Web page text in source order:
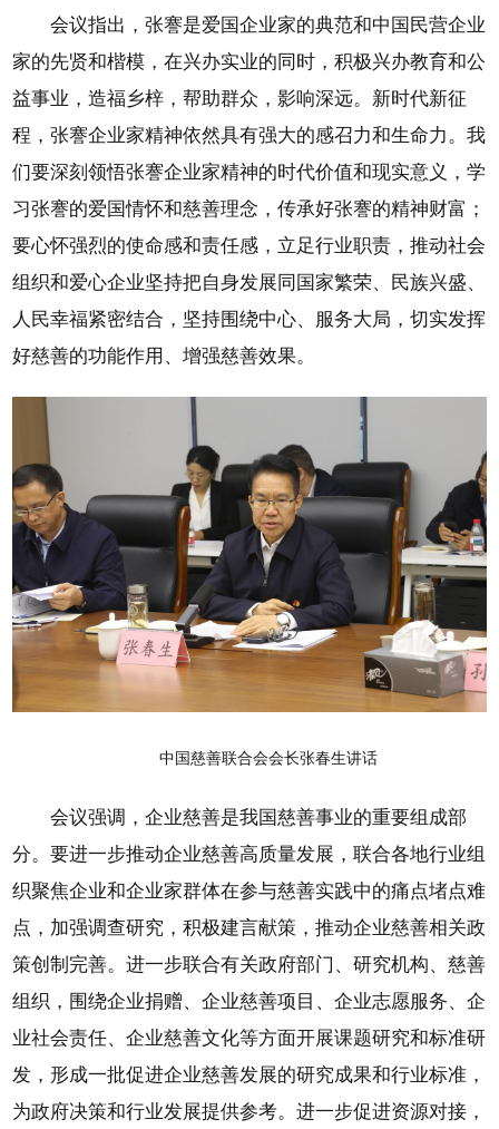
会议指出，张謇是爱国企业家的典范和中国民营企业
家的先贤和楷模，在兴办实业的同时，积极兴办教育和公
益事业，造福乡梓，帮助群众，影响深远。新时代新征
程，张謇企业家精神依然具有强大的感召力和生命力。我
们要深刻领悟张謇企业家精神的时代价值和现实意义，学
习张謇的爱国情怀和慈善理念，传承好张謇的精神财富；
要心怀强烈的使命感和责任感，立足行业职责，推动社会
组织和爱心企业坚持把自身发展同国家繁荣、民族兴盛、
人民幸福紧密结合，坚持围绕中心、服务大局，切实发挥
好慈善的功能作用、增强慈善效果。
中国慈善联合会会长张春生讲话
会议强调，企业慈善是我国慈善事业的重要组成部
分。要进一步推动企业慈善高质量发展，联合各地行业组
织聚焦企业和企业家群体在参与慈善实践中的痛点堵点难
点，加强调查研究，积极建言献策，推动企业慈善相关政
策创制完善。进一步联合有关政府部门、研究机构、慈善
组织，围绕企业捐赠、企业慈善项目、企业志愿服务、企
业社会责任、企业慈善文化等方面开展课题研究和标准研
发，形成一批促进企业慈善发展的研究成果和行业标准，
为政府决策和行业发展提供参考。进一步促进资源对接，